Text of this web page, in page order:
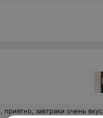
очень уютно, кофе от Жени согревающий и вкусный! Спасибо, процветания Вам!